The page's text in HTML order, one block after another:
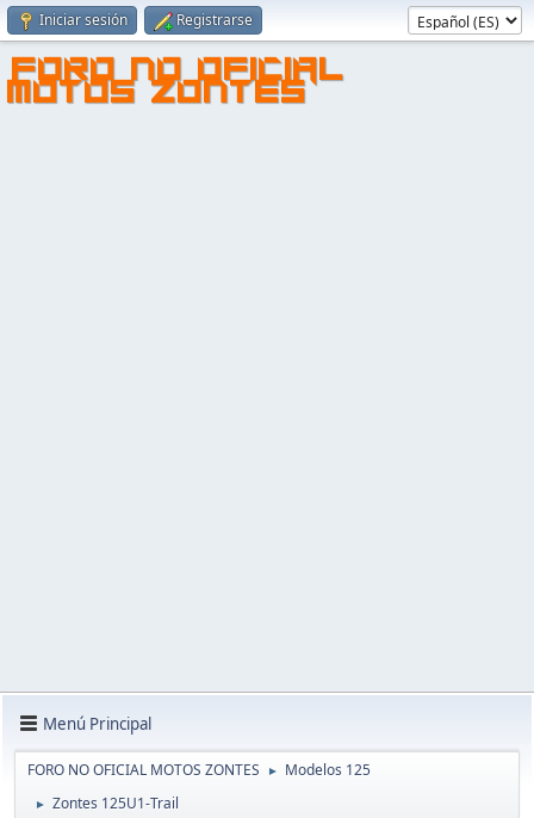
Iniciar sesión Registrarse
FORO NO OFICIAL
MOTOS ZONTES
Menú Principal
FORO NO OFICIAL MOTOS ZONTES ► Modelos 125
► Zontes 125U1-Trail